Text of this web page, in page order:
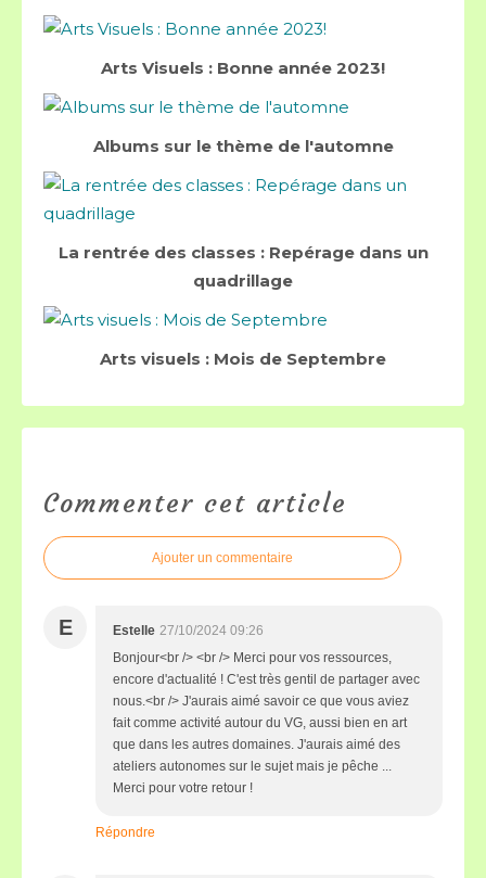
Arts Visuels : Bonne année 2023!
Albums sur le thème de l'automne
La rentrée des classes : Repérage dans un
quadrillage
Arts visuels : Mois de Septembre
Commenter cet article
Ajouter un commentaire
E Estelle 27/10/2024 09:26
Bonjour<br /> <br /> Merci pour vos ressources,
encore d'actualité ! C'est très gentil de partager avec
nous.<br /> J'aurais aimé savoir ce que vous aviez
fait comme activité autour du VG, aussi bien en art
que dans les autres domaines. J'aurais aimé des
ateliers autonomes sur le sujet mais je pêche ...
Merci pour votre retour !
Répondre